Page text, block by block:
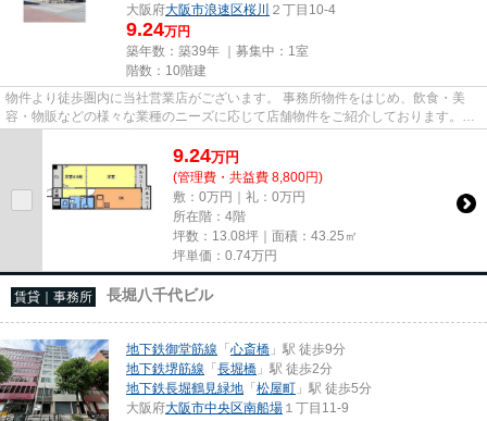
大阪府大阪市浪速区桜川 ２丁目10-4
9.24万円
築年数：築39年 ｜募集中： 1室
階数：10階建
物件より徒歩圏内に当社営業店がございます。 事務所物件をはじめ、飲食・美
容・物販などの様々な業種のニーズに応じて店舗物件をご紹介しております。
尚、弊社ではおとり広告は一切...
9.24万円
(管理費・共益費 8,800円)
敷：0万円｜礼：0万円
所在階：4階
坪数：13.08坪｜面積：43.25㎡
坪単価： 0.74万円
賃貸｜事務所 長堀八千代ビル
地下鉄御堂筋線 「心斎橋 」駅 徒歩9分
地下鉄堺筋線 「長堀橋 」駅 徒歩2分
地下鉄長堀鶴見緑地 「松屋町 」駅 徒歩5分
大阪府大阪市中央区南船場 １丁目11-9